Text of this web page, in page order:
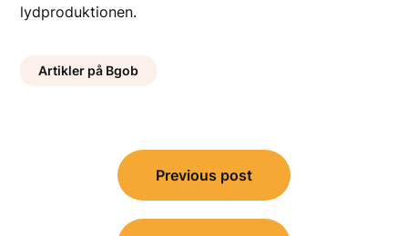
lydproduktionen.
Artikler på Bgob
Indlægsnavigation
Previous post